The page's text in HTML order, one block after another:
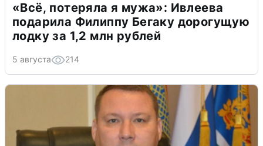
«Всё, потеряла я мужа»: Ивлеева
подарила Филиппу Бегаку дорогущую
лодку за 1,2 млн рублей
5 августа 214